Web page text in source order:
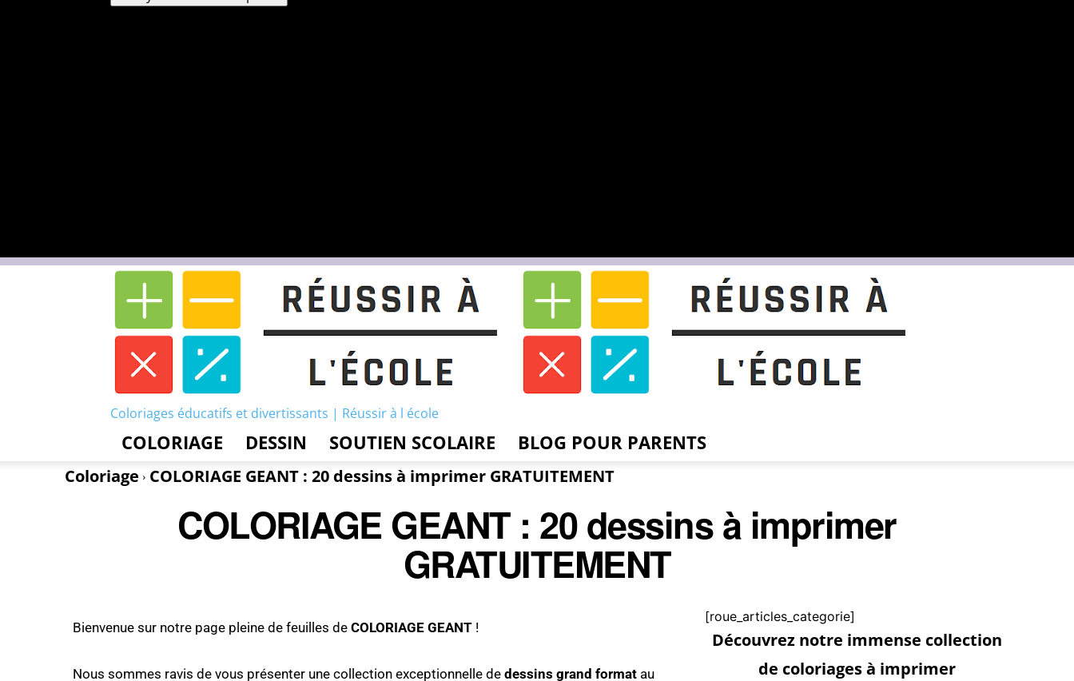
Coloriages éducatifs et divertissants | Réussir à l école
COLORIAGE DESSIN SOUTIEN SCOLAIRE BLOG POUR PARENTS
Coloriage COLORIAGE GEANT : 20 dessins à imprimer GRATUITEMENT
COLORIAGE GEANT : 20 dessins à imprimer
GRATUITEMENT
Bienvenue sur notre page pleine de feuilles de COLORIAGE GEANT !
Nous sommes ravis de vous présenter une collection exceptionnelle de dessins grand format au
[roue_articles_categorie]
Découvrez notre immense collection
de coloriages à imprimer